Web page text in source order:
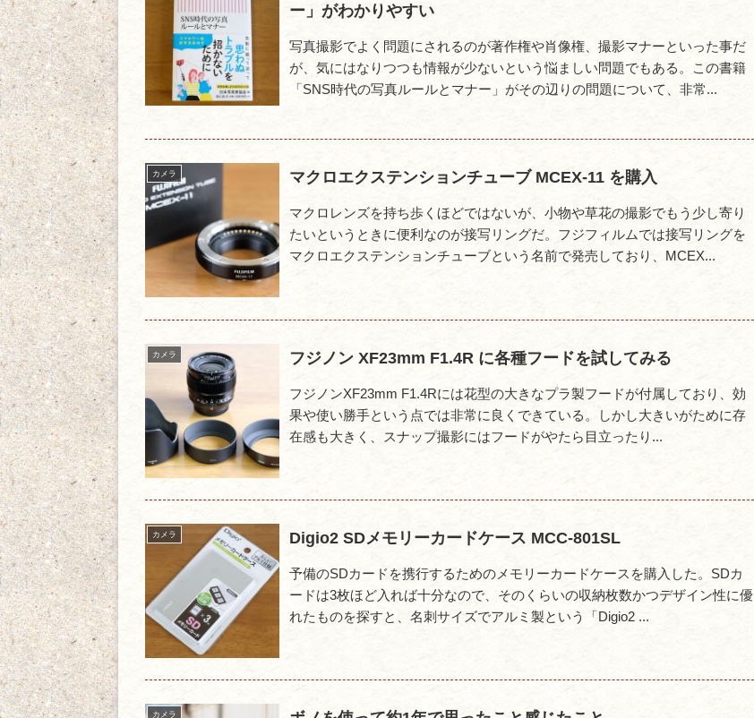
ー」がわかりやすい
写真撮影でよく問題にされるのが著作権や肖像権、撮影マナーといった事だ
が、気にはなりつつも情報が少ないという悩ましい問題でもある。この書籍
「SNS時代の写真ルールとマナー」がその辺りの問題について、非常...
カメラ マクロエクステンションチューブ MCEX-11 を購入
マクロレンズを持ち歩くほどではないが、小物や草花の撮影でもう少し寄り
たいというときに便利なのが接写リングだ。フジフィルムでは接写リングを
マクロエクステンションチューブという名前で発売しており、MCEX...
カメラ フジノン XF23mm F1.4R に各種フードを試してみる
フジノンXF23mm F1.4Rには花型の大きなプラ製フードが付属しており、効
果や使い勝手という点では非常に良くできている。しかし大きいがために存
在感も大きく、スナップ撮影にはフードがやたら目立ったり...
カメラ Digio2 SDメモリーカードケース MCC-801SL
予備のSDカードを携行するためのメモリーカードケースを購入した。SDカ
ードは3枚ほど入れば十分なので、そのくらいの収納枚数かつデザイン性に優
れたものを探すと、名刺サイズでアルミ製という「Digio2 ...
カメラ